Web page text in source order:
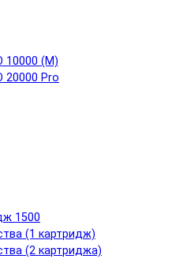
10000 (М)
20000 Pro
1500
(1 картридж)
(2 картриджа)